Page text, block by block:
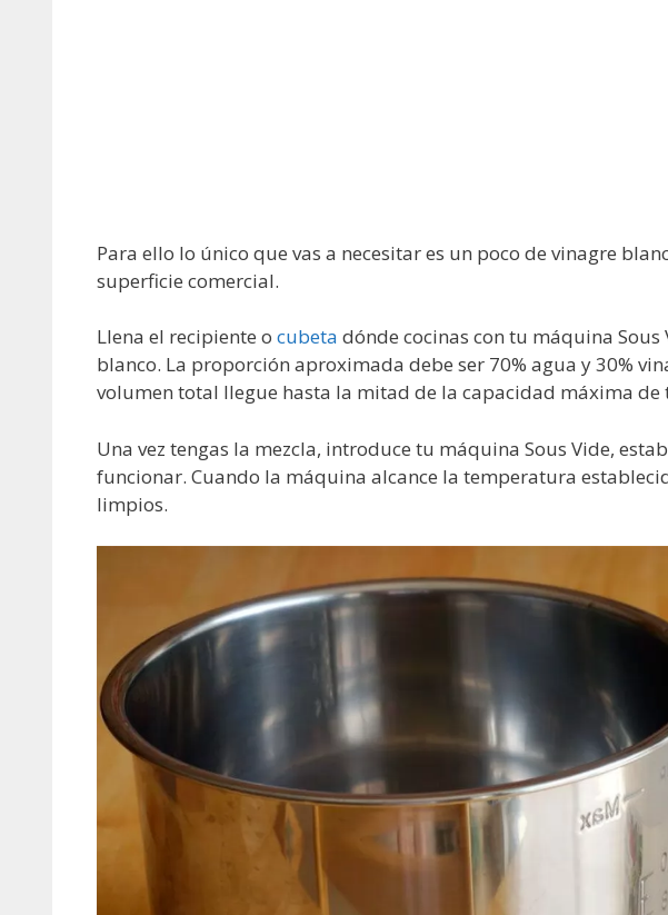
Para ello lo único que vas a necesitar es un poco de vinagre
superficie comercial.
Llena el recipiente o cubeta dónde cocinas con tu máquina
blanco. La proporción aproximada debe ser 70% agua y 30%
volumen total llegue hasta la mitad de la capacidad máxima de
Una vez tengas la mezcla, introduce tu máquina Sous Vide,
funcionar. Cuando la máquina alcance la temperatura
limpios.